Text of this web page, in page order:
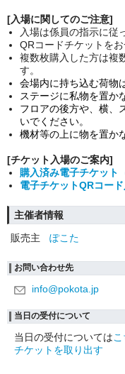
[入場に関してのご注意]
入場は係員の指示に従
QRコードチケットを
複数枚購入した方は複
す。
会場内に持ち込む荷物
ステージに私物を置か
フロアの後方や、横、
いでください。
機材等の上に物を置か
[チケット入場のご案内]
購入済み電子チケット
電子チケットQRコー
主催者情報
販売主
ぽこた
お問い合わせ先
info@pokota.jp
当日の受付について
当日の受付については
チケットを取り出す